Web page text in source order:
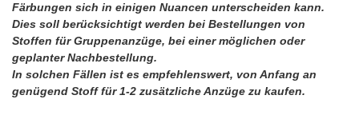
Färbungen sich in einigen Nuancen unterscheiden kann.
Dies soll berücksichtigt werden bei Bestellungen von
Stoffen für Gruppenanzüge, bei einer möglichen oder
geplanter Nachbestellung.
In solchen Fällen ist es empfehlenswert, von Anfang an
genügend Stoff für 1-2 zusätzliche Anzüge zu kaufen.